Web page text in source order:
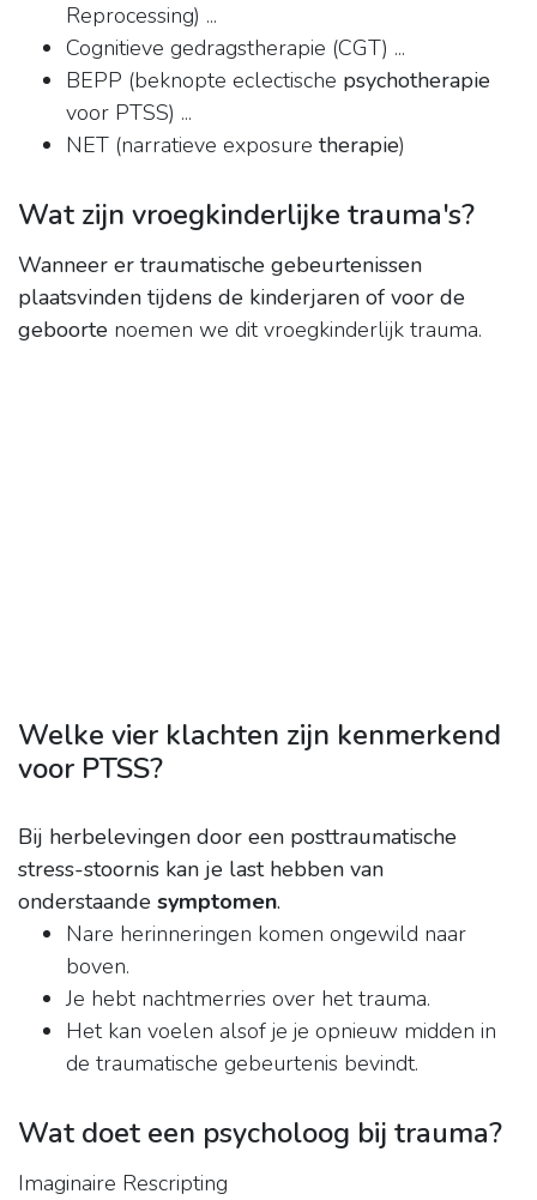
Reprocessing) ...
Cognitieve gedragstherapie (CGT) ...
BEPP (beknopte eclectische psychotherapie
voor PTSS) ...
NET (narratieve exposure therapie)
Wat zijn vroegkinderlijke trauma's?
Wanneer er traumatische gebeurtenissen
plaatsvinden tijdens de kinderjaren of voor de
geboorte noemen we dit vroegkinderlijk trauma.
Welke vier klachten zijn kenmerkend
voor PTSS?
Bij herbelevingen door een posttraumatische
stress-stoornis kan je last hebben van
onderstaande symptomen.
Nare herinneringen komen ongewild naar
boven.
Je hebt nachtmerries over het trauma.
Het kan voelen alsof je je opnieuw midden in
de traumatische gebeurtenis bevindt.
Wat doet een psycholoog bij trauma?
Imaginaire Rescripting